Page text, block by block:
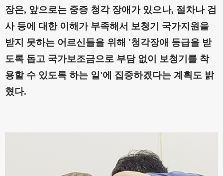
장은, 앞으로는 중증 청각 장애가 있으나, 절차나 검
사 등에 대한 이해가 부족해서 보청기 국가지원을
받지 못하는 어르신들을 위해 '청각장애 등급을 받
도록 돕고 국가보조금으로 부담 없이 보청기를 착
용할 수 있도록 하는 일'에 집중하겠다는 계획도 밝
혔다.